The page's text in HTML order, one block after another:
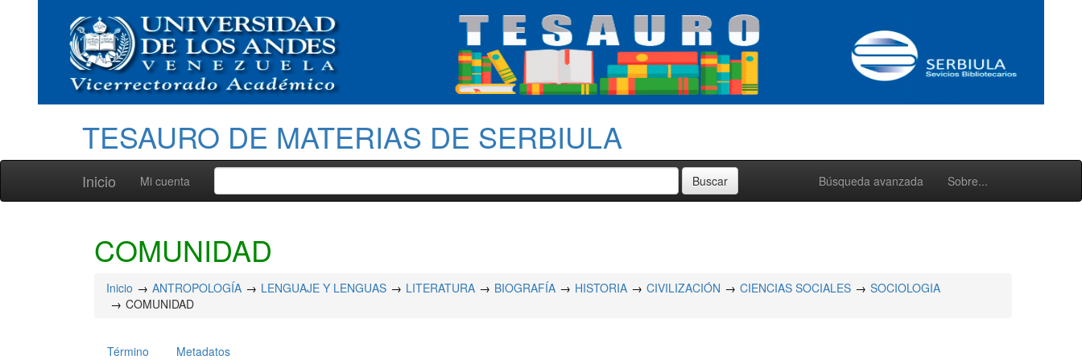
TESAURO DE MATERIAS DE SERBIULA
Inicio Búsqueda avanzada Sobre...
Mi cuenta
COMUNIDAD
Inicio ANTROPOLOGÍA LENGUAJE Y LENGUAS LITERATURA BIOGRAFÍA HISTORIA CIVILIZACIÓN CIENCIAS SOCIALES
SOCIOLOGIA
COMUNIDAD
Término Metadatos